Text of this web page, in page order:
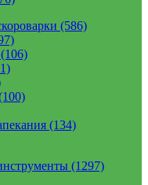
(586)
(134)
(1297)